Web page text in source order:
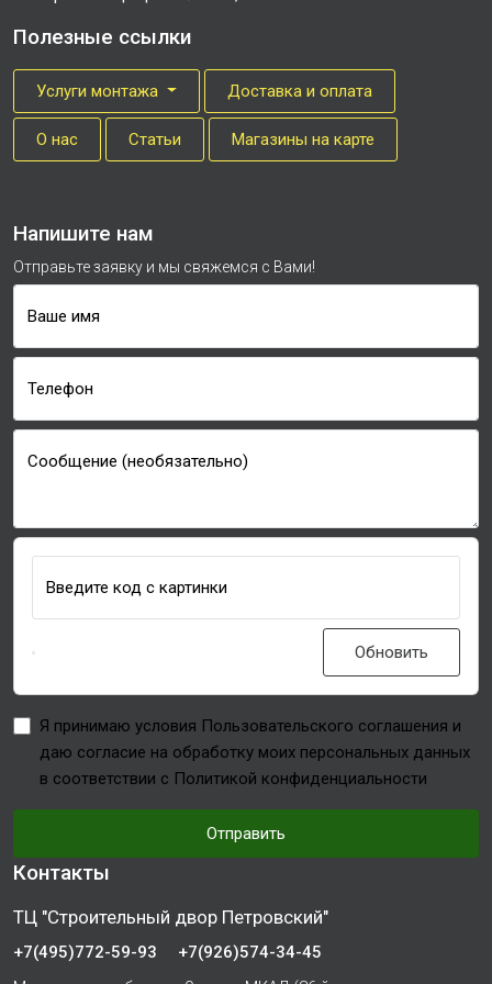
Полезные ссылки
Услуги монтажа Доставка и оплата
О нас Cтатьи Магазины на карте
Напишите нам
Отправьте заявку и мы свяжемся с Вами!
Ваше имя
Телефон
Сообщение (необязательно)
Введите код с картинки
Обновить
Я принимаю условия Пользовательского соглашения и
даю согласие на обработку моих персональных данных
в соответствии с Политикой конфиденциальности
Отправить
Контакты
ТЦ "Строительный двор Петровский"
+7(495)772-59-93
+7(926)574-34-45